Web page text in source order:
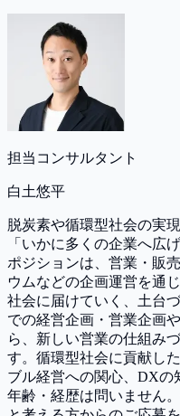
担当コンサルタント
白土悠平
脱炭素や循環型社会の実
「いかに多くの企業へ広
ポジションは、営業・販
ウムなどの企画運営を通
社会に届けていく、土台
での経営企画・営業企画
ら、新しい営業の仕組み
す。循環型社会に貢献し
ブル経営への関心、DXの
年齢・経歴は問いません